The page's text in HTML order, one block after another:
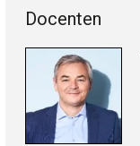
Docenten